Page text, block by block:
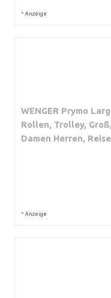
* Anzeige
WENGER Prymo
Rollen, Trolley,
Damen Herren,
* Anzeige